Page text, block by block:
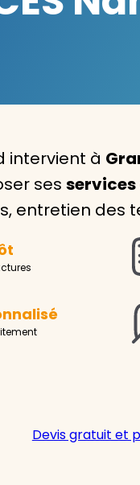
intervient à
ses
entretien des
Devis gratuit et